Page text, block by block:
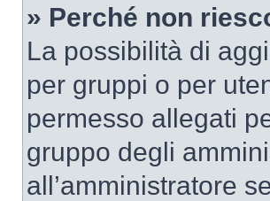
» Perché non
La possibilità di
per gruppi o per
permesso allegati
gruppo degli
all’amministratore